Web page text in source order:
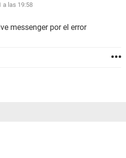
a las 19:58
messenger por el error